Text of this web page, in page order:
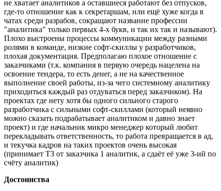
не хватает аналитиков а оставшиеся работают без отпусков,
где-то отношение как к секретаршам, или ещё хуже когда в
чатах среди разрабов, сокращают название профессии
"аналитика" только первых 4-х букв, и так их так и называют).
Плохо выстроены процессы коммуникации между разными
ролями в команде, низкие софт-скиллы у разработчиков,
плохая документация. Предполагаю плохое отношение с
заказчиками (т.к. компания в первую очередь нацелена на
освоение тендера, то есть денег, а не на качественное
выполнение своей работы, из-за чего системному аналитику
приходиться каждый раз отдуваться перед заказчиком). На
проектах где нету хотя бы одного сильного старого
разработчика с сильными софт-скиллами (который неявно
можно сказать подрабатывает аналитиком и давно знает
проект) и где начальник микро менеджер который любит
перекладывать ответственность, то работа превращается в ад,
и текучка кадров на таких проектов очень высокая
(принимает ТЗ от заказчика 1 аналитик, а сдаёт её уже 3-ий по
счёту аналитик)
Достоинства